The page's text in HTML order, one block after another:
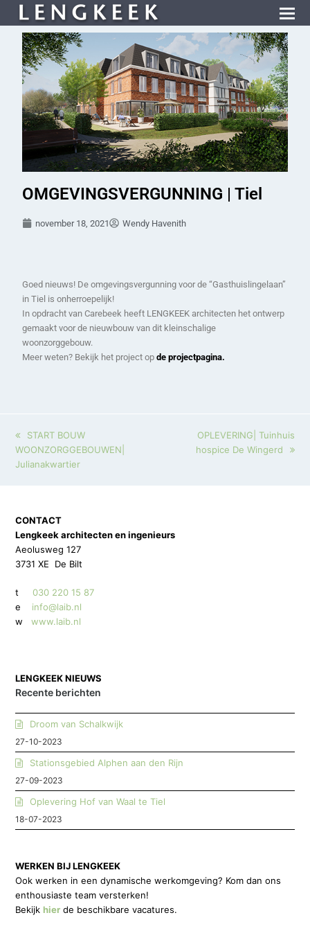
OMGEVINGSVERGUNNING | Tiel
november 18, 2021 Wendy Havenith
Goed nieuws! De omgevingsvergunning voor de “Gasthuislingelaan”
in Tiel is onherroepelijk!
In opdracht van Carebeek heeft LENGKEEK architecten het ontwerp
gemaakt voor de nieuwbouw van dit kleinschalige
woonzorggebouw.
Meer weten? Bekijk het project opde projectpagina.
START BOUW
WOONZORGGEBOUWEN|
Julianakwartier
OPLEVERING| Tuinhuis
hospice De Wingerd
CONTACT
Lengkeek architecten en ingenieurs
Aeolusweg 127
3731 XE De Bilt
t030 220 15 87
e info@laib.nl
w
www.laib.nl
LENGKEEK NIEUWS
Recente berichten
Droom van Schalkwijk
27-10-2023
Stationsgebied Alphen aan den Rijn
27-09-2023
Oplevering Hof van Waal te Tiel
18-07-2023
WERKEN BIJ LENGKEEK
Ook werken in een dynamische werkomgeving? Kom dan ons
enthousiaste team versterken!
Bekijkhier de beschikbare vacatures.